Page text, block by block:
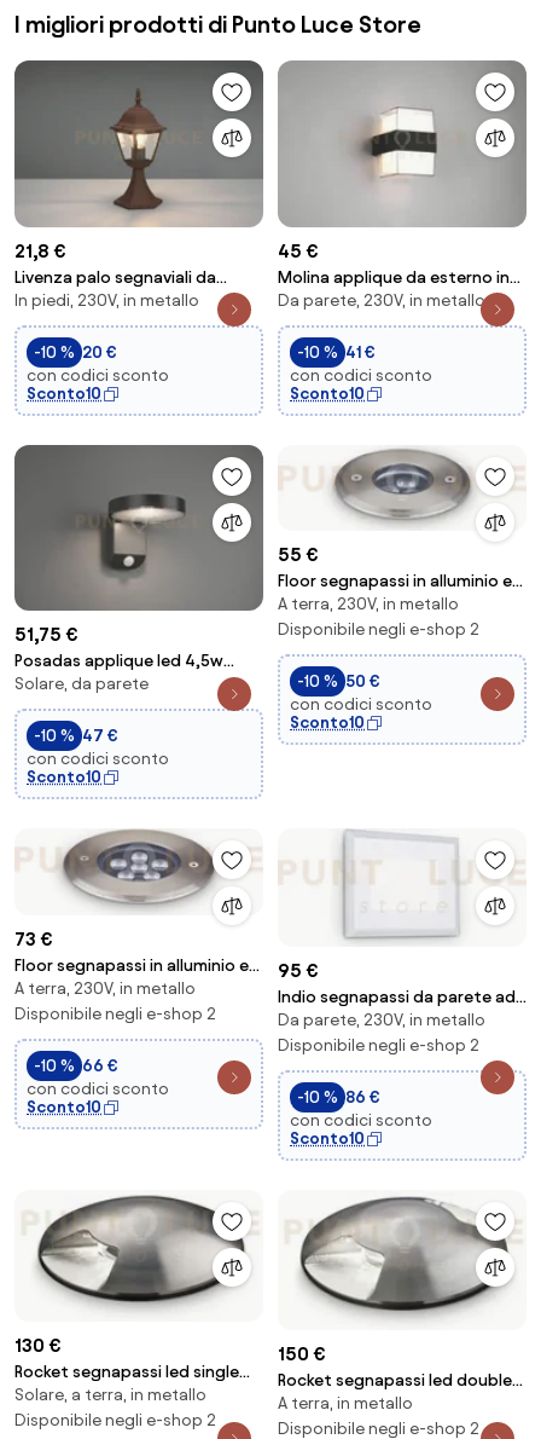
I migliori prodotti di Punto Luce Store
21,8 €
Livenza palo segnaviali da
esterno 4 lati fusione di
alluminio rugg...
In piedi, 230V, in metallo
-10 % 20 €
con codici sconto
Sconto10
45 €
Molina applique da esterno in
fusione alluminio antracite
doppio di...
Da parete, 230V, in metallo
-10 % 41 €
con codici sconto
Sconto10
51,75 €
Posadas applique led 4,5w
290lm, 3000k da esterno
solare ricaricabi...
Solare, da parete
-10 % 47 €
con codici sconto
Sconto10
55 €
Floor segnapassi in alluminio e
vetro led 3000k 3,5w / 330 lm
d.9cm...
A terra, 230V, in metallo
Disponibile negli e-shop 2
-10 % 50 €
con codici sconto
Sconto10
73 €
Floor segnapassi in alluminio e
vetro led 3000k 6w / 670 lm
d.12cm ...
A terra, 230V, in metallo
Disponibile negli e-shop 2
-10 % 66 €
con codici sconto
Sconto10
95 €
Indio segnapassi da parete ad
incasso in alluminio e vetro ip65
bia...
Da parete, 230V, in metallo
Disponibile negli e-shop 2
-10 % 86 €
con codici sconto
Sconto10
130 €
Rocket segnapassi led single
160 lm 4000 k 2w alimentatore
non incl...
Solare, a terra, in metallo
Disponibile negli e-shop 2
150 €
Rocket segnapassi led double
2w 160 lm 4000 k alimentatore
non incl...
A terra, in metallo
Disponibile negli e-shop 2